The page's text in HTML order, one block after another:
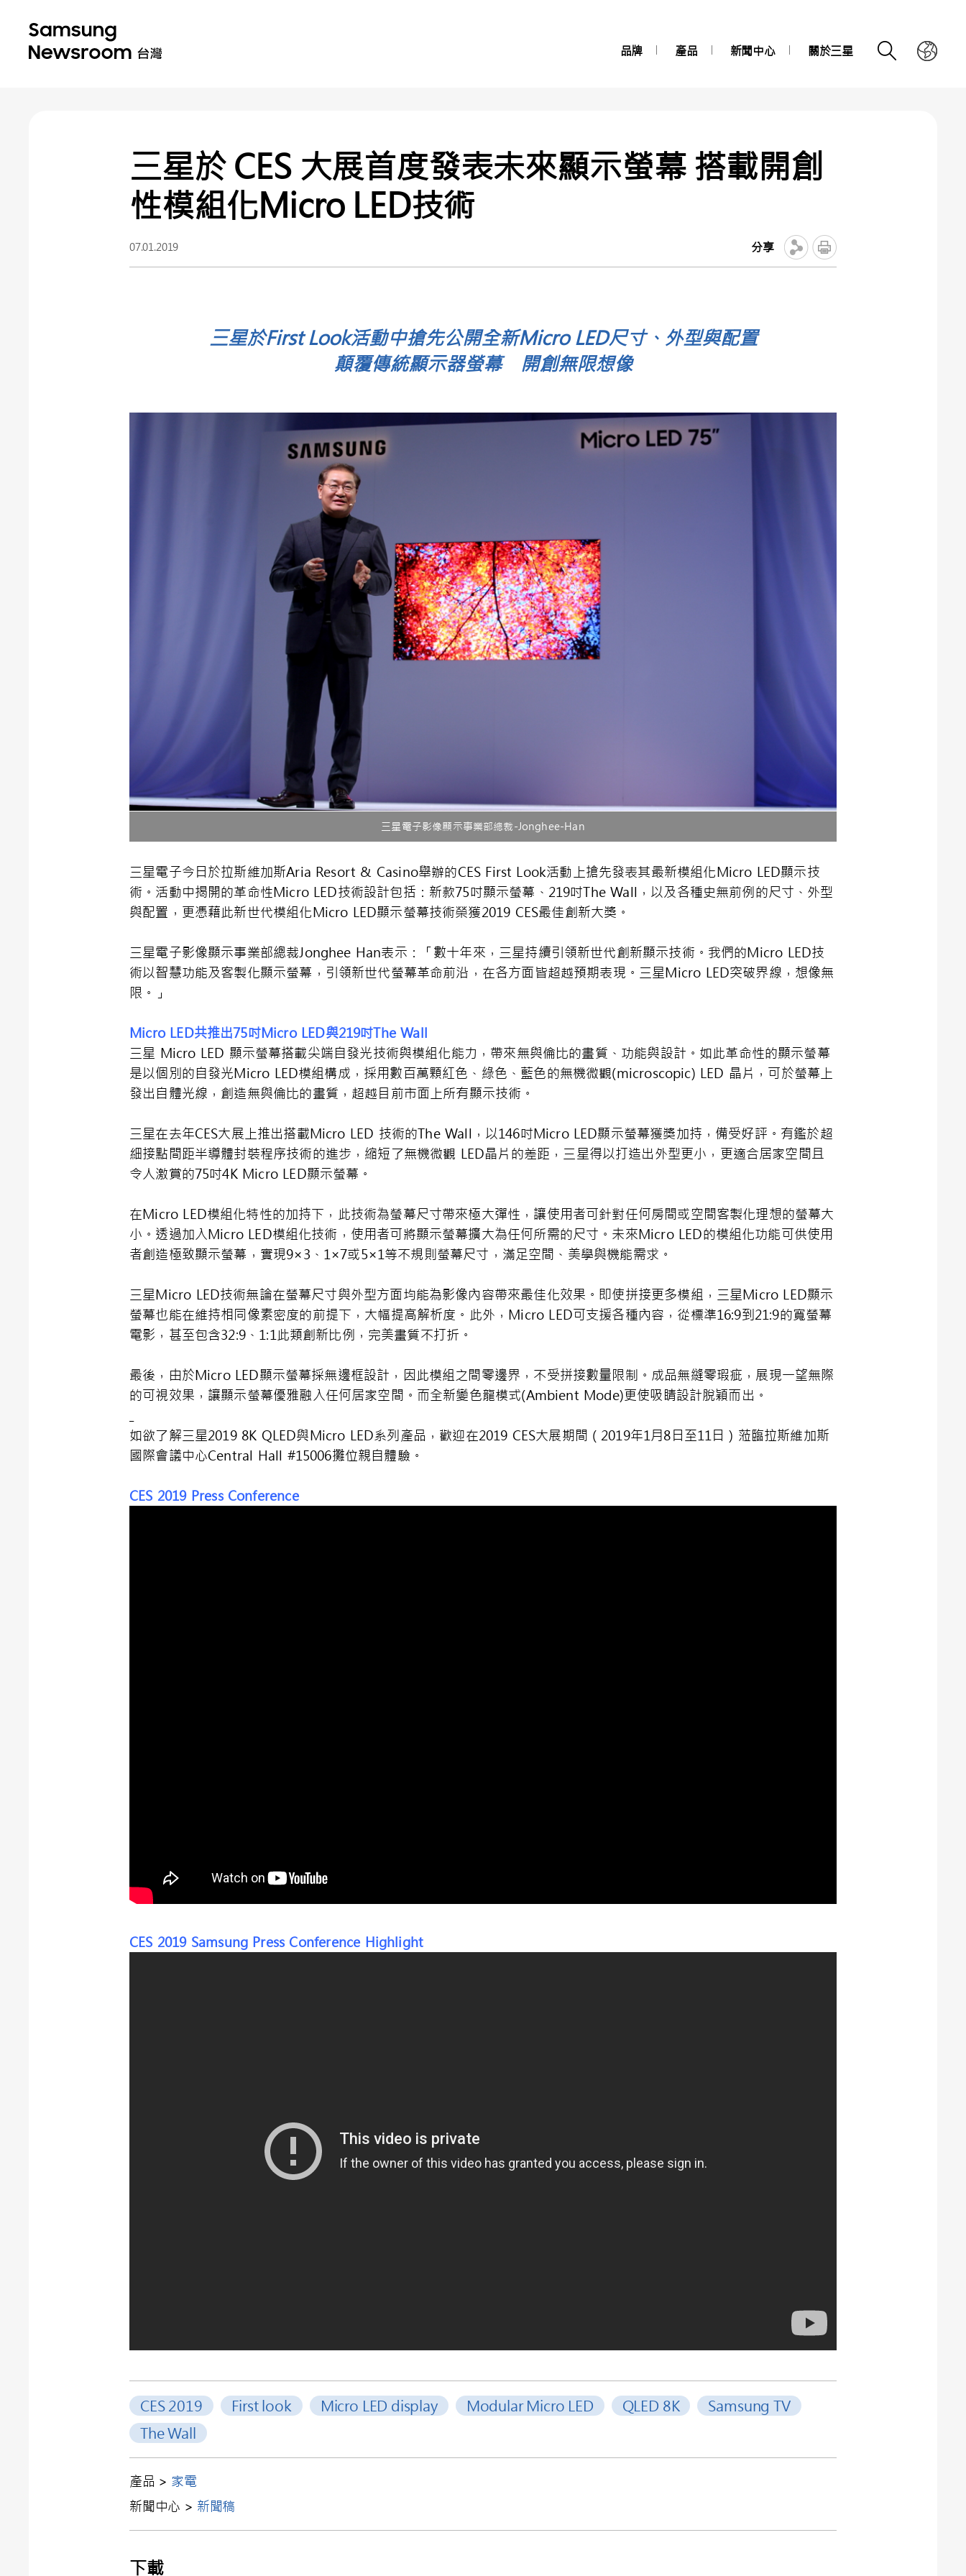
品牌 產品 新聞中心 關於三星
三星於 CES 大展首度發表未來顯示螢幕 搭載開創
性模組化Micro LED技術
07.01.2019 分享
三星於First Look活動中搶先公開全新Micro LED尺寸、外型與配置
顛覆傳統顯示器螢幕 開創無限想像
三星電子影像顯示事業部總裁-Jonghee-Han
三星電子今日於拉斯維加斯Aria Resort & Casino舉辦的CES First Look活動上搶先發表其最新模組化Micro LED顯示技
術。活動中揭開的革命性Micro LED技術設計包括：新款75吋顯示螢幕、219吋The Wall，以及各種史無前例的尺寸、外型
與配置，更憑藉此新世代模組化Micro LED顯示螢幕技術榮獲2019 CES最佳創新大獎。
三星電子影像顯示事業部總裁Jonghee Han表示：「數十年來，三星持續引領新世代創新顯示技術。我們的Micro LED技
術以智慧功能及客製化顯示螢幕，引領新世代螢幕革命前沿，在各方面皆超越預期表現。三星Micro LED突破界線，想像無
限。」
Micro LED共推出75吋Micro LED與219吋The Wall
三星 Micro LED 顯示螢幕搭載尖端自發光技術與模組化能力，帶來無與倫比的畫質、功能與設計。如此革命性的顯示螢幕
是以個別的自發光Micro LED模組構成，採用數百萬顆紅色、綠色、藍色的無機微觀(microscopic) LED 晶片，可於螢幕上
發出自體光線，創造無與倫比的畫質，超越目前市面上所有顯示技術。
三星在去年CES大展上推出搭載Micro LED 技術的The Wall，以146吋Micro LED顯示螢幕獲獎加持，備受好評。有鑑於超
細接點間距半導體封裝程序技術的進步，縮短了無機微觀 LED晶片的差距，三星得以打造出外型更小，更適合居家空間且
令人激賞的75吋4K Micro LED顯示螢幕。
在Micro LED模組化特性的加持下，此技術為螢幕尺寸帶來極大彈性，讓使用者可針對任何房間或空間客製化理想的螢幕大
小。透過加入Micro LED模組化技術，使用者可將顯示螢幕擴大為任何所需的尺寸。未來Micro LED的模組化功能可供使用
者創造極致顯示螢幕，實現9×3、1×7或5×1等不規則螢幕尺寸，滿足空間、美學與機能需求。
三星Micro LED技術無論在螢幕尺寸與外型方面均能為影像內容帶來最佳化效果。即使拼接更多模組，三星Micro LED顯示
螢幕也能在維持相同像素密度的前提下，大幅提高解析度。此外，Micro LED可支援各種內容，從標準16:9到21:9的寬螢幕
電影，甚至包含32:9、1:1此類創新比例，完美畫質不打折。
最後，由於Micro LED顯示螢幕採無邊框設計，因此模組之間零邊界，不受拼接數量限制。成品無縫零瑕疵，展現一望無際
的可視效果，讓顯示螢幕優雅融入任何居家空間。而全新變色龍模式(Ambient Mode)更使吸睛設計脫穎而出。
如欲了解三星2019 8K QLED與Micro LED系列產品，歡迎在2019 CES大展期間（2019年1月8日至11日）蒞臨拉斯維加斯
國際會議中心Central Hall #15006攤位親自體驗。
CES 2019 Press Conference
CES 2019 Samsung Press Conference Highlight
CES 2019 First look Micro LED display Modular Micro LED QLED 8K
Samsung TV
The Wall
產品 > 家電
新聞中心 > 新聞稿
下載